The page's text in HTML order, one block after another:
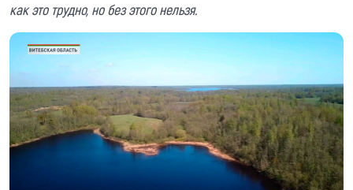
как это трудно, но без этого нельзя.